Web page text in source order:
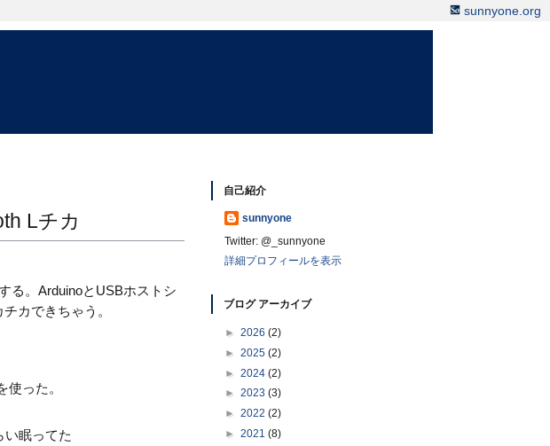
sunnyone.org
Lチカ
る。ArduinoとUSBホストシ
カできちゃう。
った。
眠ってた
自己紹介
sunnyone
Twitter: @_sunnyone
詳細プロフィールを表示
ブログ アーカイブ
► 2026 (2)
► 2025 (2)
► 2024 (2)
► 2023 (3)
► 2022 (2)
► 2021 (8)